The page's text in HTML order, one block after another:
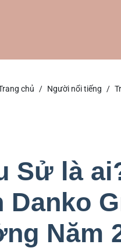
chủ Người nổi tiếng
Sử là
Danko
Năm